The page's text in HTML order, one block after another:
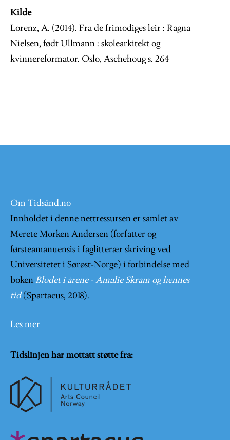
Kilde
Lorenz, A. (2014). Fra de frimodiges leir : Ragna
Nielsen, født Ullmann : skolearkitekt og
kvinnereformator. Oslo, Aschehoug s. 264
Om Tidsånd.no
Innholdet i denne nettressursen er samlet av
Merete Morken Andersen (forfatter og
førsteamanuensis i faglitterær skriving ved
Universitetet i Sørøst-Norge) i forbindelse med
boken Blodet i årene - Amalie Skram og hennes
tid (Spartacus, 2018).
Les mer
Tidslinjen har mottatt støtte fra: